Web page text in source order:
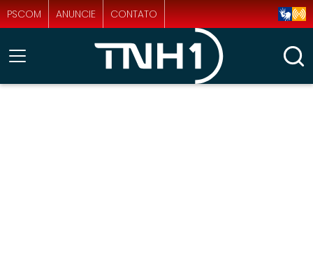
PSCOM ANUNCIE CONTATO